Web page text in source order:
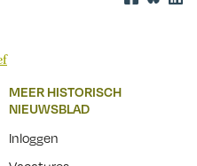
MEER HISTORISCH
NIEUWSBLAD
Inloggen